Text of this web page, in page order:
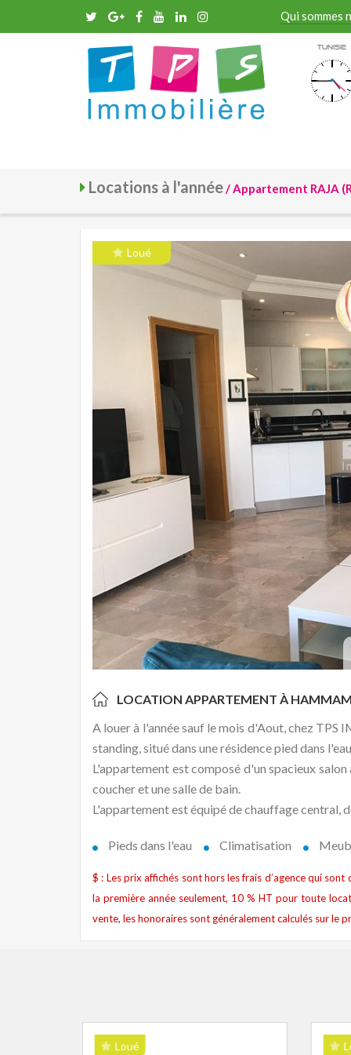
Qui sommes
Tunisie
Locations à l'année/ Appartement RAJA
Loué
LOCATION APPARTEMENT À
A louer à l'année sauf le mois d'Aout, chez
standing, situé dans une résidence pied dans
L'appartement est composé d'un spacieux
coucher et une salle de bain.
L'appartement est équipé de chauffage central,
Pieds dans l'eau Climatisation
$ : Les prix affichés sont hors les frais d’agence qui
la première année seulement, 10 % HT pour toute
vente, les honoraires sont généralement calculés sur le
Loué